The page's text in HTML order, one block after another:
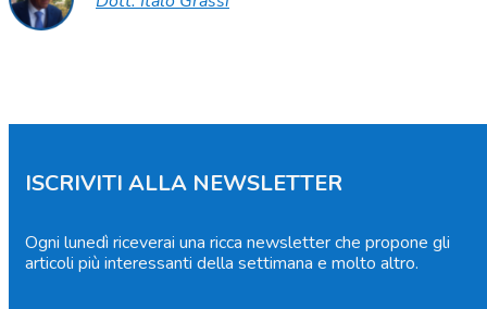
ISCRIVITI ALLA NEWSLETTER
Ogni lunedì riceverai una ricca newsletter che propone gli
articoli più interessanti della settimana e molto altro.